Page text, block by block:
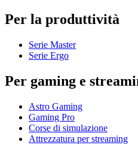
Per la produttività
Serie Master
Serie Ergo
Per gaming e
Astro Gaming
Gaming Pro
Corse di simulazione
Attrezzatura per streaming